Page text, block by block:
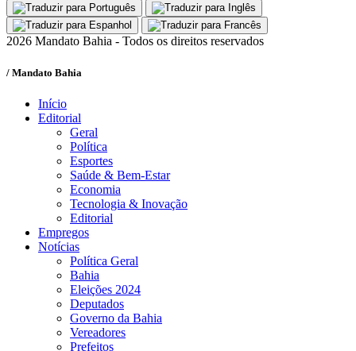
2026 Mandato Bahia - Todos os direitos reservados
/ Mandato Bahia
Início
Editorial
Geral
Política
Esportes
Saúde & Bem-Estar
Economia
Tecnologia & Inovação
Editorial
Empregos
Notícias
Política Geral
Bahia
Eleições 2024
Deputados
Governo da Bahia
Vereadores
Prefeitos